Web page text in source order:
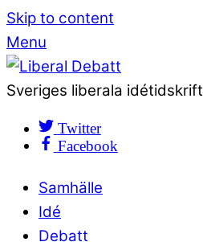
Skip to content
Menu
Sveriges liberala idétidskrift
Twitter
Facebook
Samhälle
Idé
Debatt